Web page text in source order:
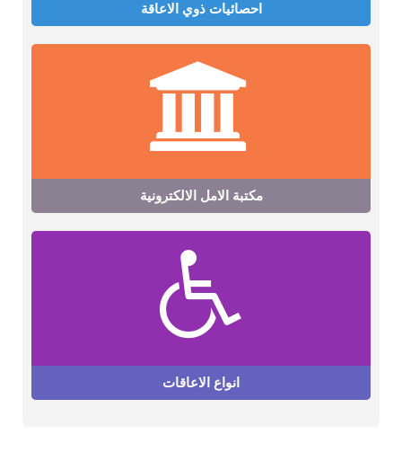
احصائيات ذوي الاعاقة
مكتبة الامل الالكترونية
انواع الاعاقات